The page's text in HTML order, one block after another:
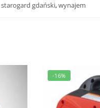
starogard gdański,wynajem
-16%